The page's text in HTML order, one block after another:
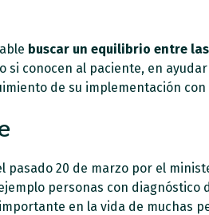
buscar un equilibrio entre
si conocen al paciente, en
de su implementación
pasado 20 de marzo por el
personas con
en la vida de muchas